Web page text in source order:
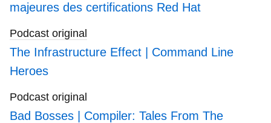
majeures des certifications Red Hat
Podcast original
The Infrastructure Effect | Command Line
Heroes
Podcast original
Bad Bosses | Compiler: Tales From The